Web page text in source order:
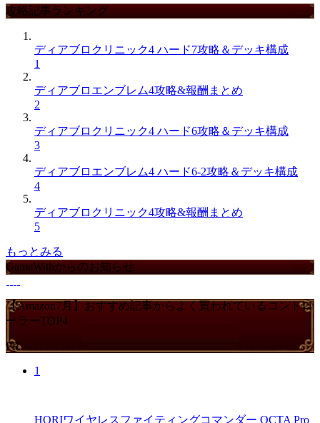
攻略記事ランキング
ディアブロクリニック4 ハード7攻略＆デッキ構成
1
ディアブロエンブレム4攻略&報酬まとめ
2
ディアブロクリニック4 ハード6攻略＆デッキ構成
3
ディアブロエンブレム4 ハード6-2攻略＆デッキ構成
4
ディアブロクリニック4攻略&報酬まとめ
5
もっとみる
GameWithからのお知らせ
【Amazon7月】おすすめ記事からよく買われているコントロ
ーラーTOP4
PR
1
HORIワイヤレスファイティングコマンダー OCTA Pro